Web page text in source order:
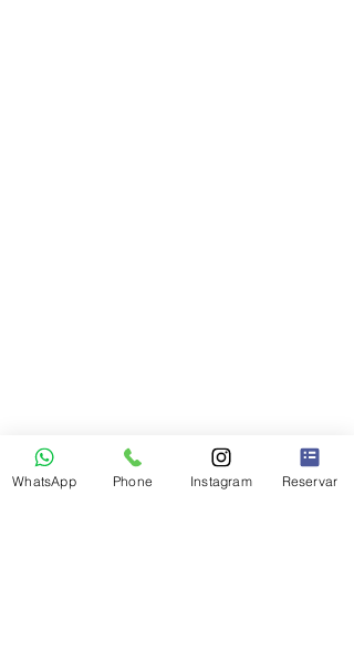
WhatsApp Phone Instagram Reservar